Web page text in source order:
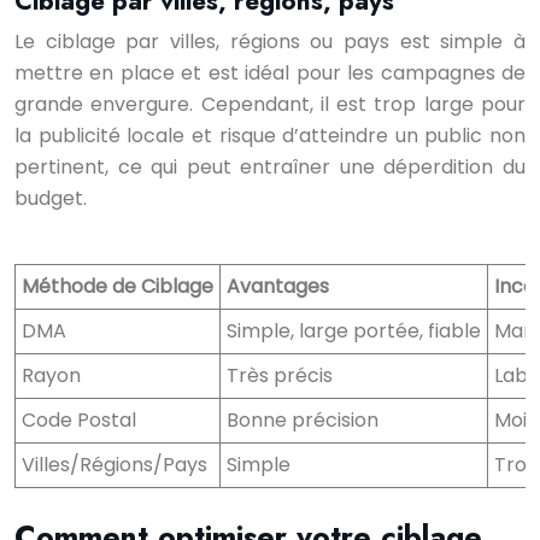
Le ciblage par villes, régions ou pays est simple à
mettre en place et est idéal pour les campagnes de
grande envergure. Cependant, il est trop large pour
la publicité locale et risque d’atteindre un public non
pertinent, ce qui peut entraîner une déperdition du
budget.
Méthode de Ciblage Avantages
DMA
Simple, large portée, fiable
Rayon
Très précis
Code Postal
Bonne précision
Villes/Régions/Pays
Simple